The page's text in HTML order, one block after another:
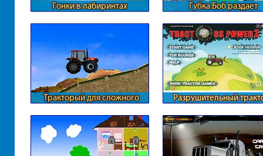
Гонки в лабиринтах
Губка Боб раздает
Тракторый для сложного
Разрушительный